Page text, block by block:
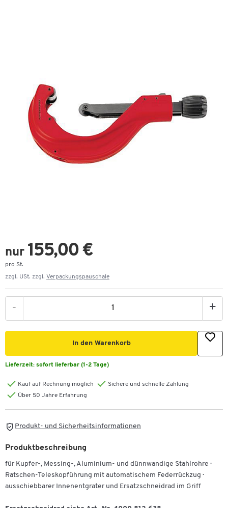
nur 155,00 €
pro St.
zzgl. USt. zzgl. Verpackungspauschale
- +
In den Warenkorb
Lieferzeit: sofort lieferbar (1-2 Tage)
Kauf auf Rechnung möglich
Sichere und schnelle Zahlung
Über 50 Jahre Erfahrung
Produkt- und Sicherheitsinformationen
Produktbeschreibung
für Kupfer-, Messing-, Aluminium- und dünnwandige Stahlrohre ·
Ratschen-Teleskopführung mit automatischem Federrückzug ·
ausschiebbarer Innenentgrater und Ersatzschneidrad im Griff